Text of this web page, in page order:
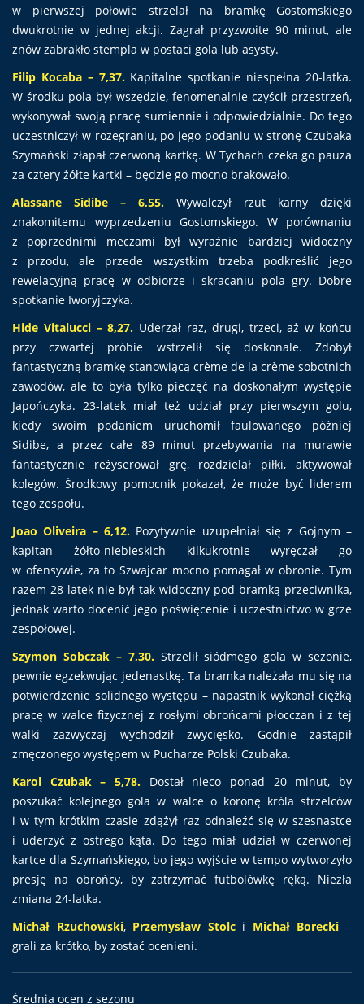
w pierwszej połowie strzelał na bramkę Gostomskiego
dwukrotnie w jednej akcji. Zagrał przyzwoite 90 minut, ale
znów zabrakło stempla w postaci gola lub asysty.
Filip Kocaba – 7,37.Kapitalne spotkanie niespełna 20-latka.
W środku pola był wszędzie, fenomenalnie czyścił przestrzeń,
wykonywał swoją pracę sumiennie i odpowiedzialnie. Do tego
uczestniczył w rozegraniu, po jego podaniu w stronę Czubaka
Szymański złapał czerwoną kartkę. W Tychach czeka go pauza
za cztery żółte kartki – będzie go mocno brakowało.
Alassane Sidibe – 6,55. Wywalczył rzut karny dzięki
znakomitemu wyprzedzeniu Gostomskiego. W porównaniu
z poprzednimi meczami był wyraźnie bardziej widoczny
z przodu, ale przede wszystkim trzeba podkreślić jego
rewelacyjną pracę w odbiorze i skracaniu pola gry. Dobre
spotkanie Iworyjczyka.
Hide Vitalucci – 8,27. Uderzał raz, drugi, trzeci, aż w końcu
przy czwartej próbie wstrzelił się doskonale. Zdobył
fantastyczną bramkę stanowiącą crème de la crème sobotnich
zawodów, ale to była tylko pieczęć na doskonałym występie
Japończyka. 23-latek miał też udział przy pierwszym golu,
kiedy swoim podaniem uruchomił faulowanego później
Sidibe, a przez całe 89 minut przebywania na murawie
fantastycznie reżyserował grę, rozdzielał piłki, aktywował
kolegów. Środkowy pomocnik pokazał, że może być liderem
tego zespołu.
Joao Oliveira – 6,12. Pozytywnie uzupełniał się z Gojnym –
kapitan żółto-niebieskich kilkukrotnie wyręczał go
w ofensywie, za to Szwajcar mocno pomagał w obronie. Tym
razem 28-latek nie był tak widoczny pod bramką przeciwnika,
jednak warto docenić jego poświęcenie i uczestnictwo w grze
zespołowej.
Szymon Sobczak – 7,30.Strzelił siódmego gola w sezonie,
pewnie egzekwując jedenastkę. Ta bramka należała mu się na
potwierdzenie solidnego występu – napastnik wykonał ciężką
pracę w walce fizycznej z rosłymi obrońcami płocczan i z tej
walki zazwyczaj wychodził zwycięsko. Godnie zastąpił
zmęczonego występem w Pucharze Polski Czubaka.
Karol Czubak – 5,78. Dostał nieco ponad 20 minut, by
poszukać kolejnego gola w walce o koronę króla strzelców
i w tym krótkim czasie zdążył raz odnaleźć się w szesnastce
i uderzyć z ostrego kąta. Do tego miał udział w czerwonej
kartce dla Szymańskiego, bo jego wyjście w tempo wytworzyło
presję na obrońcy, by zatrzymać futbolówkę ręką. Niezła
zmiana 24-latka.
Michał Rzuchowski, Przemysław Stolci Michał Borecki –
grali za krótko, by zostać ocenieni.
Średnia ocen z sezonu